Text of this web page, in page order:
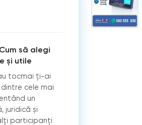
să alegi
și utile
tocmai ți-ai
cele mai
un
juridică și
participanți